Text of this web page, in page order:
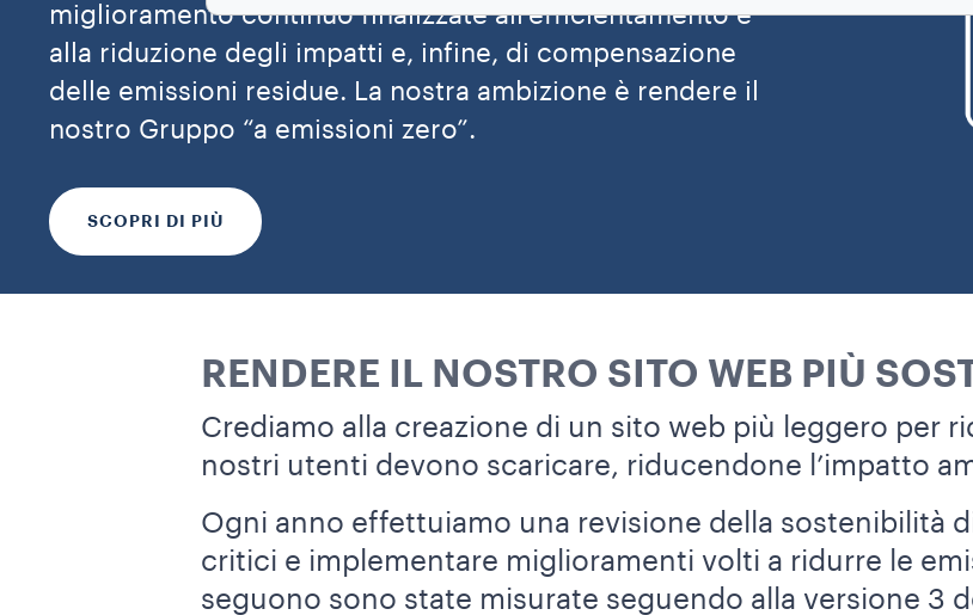
miglioramento continuo finalizzate all’efficientamento e
alla riduzione degli impatti e, infine, di compensazione
delle emissioni residue. La nostra ambizione è rendere il
nostro Gruppo “a emissioni zero”.
SCOPRI DI PIÙ
RENDERE IL NOSTRO SITO WEB PIÙ
Crediamo alla creazione di un sito web più leggero per
nostri utenti devono scaricare, riducendone l’impatto
Ogni anno effettuiamo una revisione della sostenibilità
critici e implementare miglioramenti volti a ridurre le
seguono sono state misurate seguendo alla versione 3